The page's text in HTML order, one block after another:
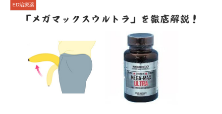
ED治療薬